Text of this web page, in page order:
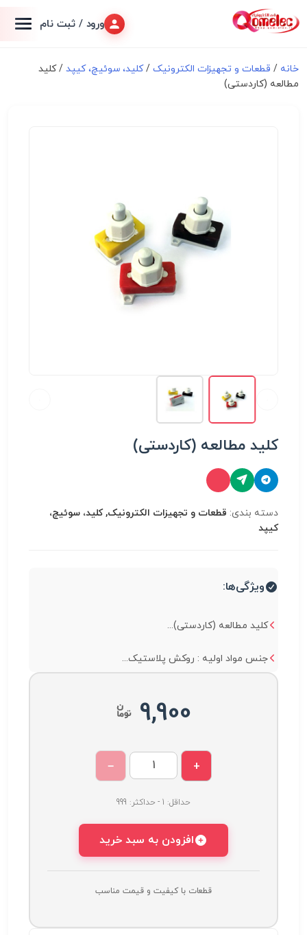
ورود / ثبت نام
خانه / قطعات و تجهیزات الکترونیک/کلید، سوئیچ، کیپد/ کلید
مطالعه (کاردستی)
کلید مطالعه (کاردستی)
دسته بندی: قطعات و تجهیزات الکترونیک, کلید، سوئیچ،
کیپد
ویژگی‌ها:
کلید مطالعه (کاردستی)...
جنس مواد اولیه : روکش پلاستیک...
9,900
+
−
حداقل: 1 - حداکثر: 999
افزودن به سبد خرید
قطعات با کیفیت و قیمت مناسب